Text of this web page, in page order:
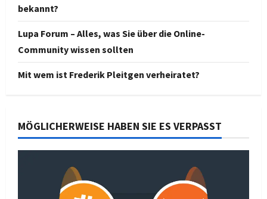
bekannt?
Lupa Forum – Alles, was Sie über die Online-
Community wissen sollten
Mit wem ist Frederik Pleitgen verheiratet?
MÖGLICHERWEISE HABEN SIE ES VERPASST